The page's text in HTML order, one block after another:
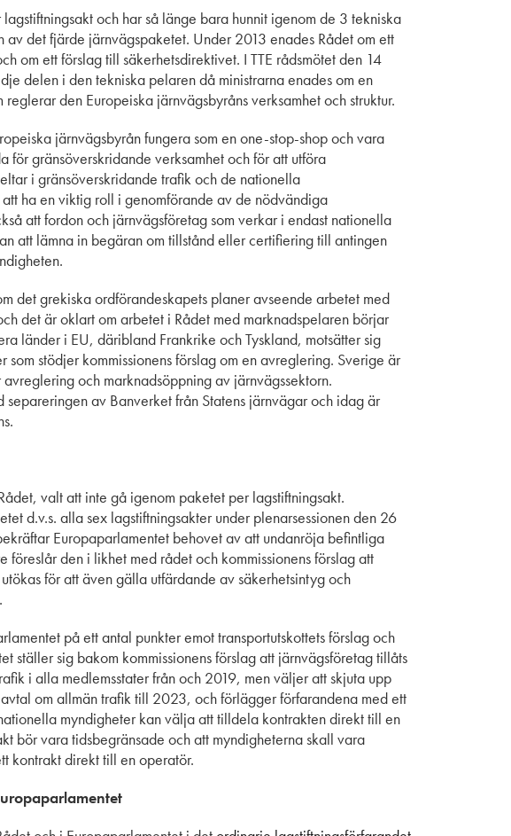
och har så länge bara hunnit igenom de 3 tekniska
av det fjärde järnvägspaketet. Under 2013 enades Rådet om ett
om ett förslag till säkerhetsdirektivet. I TTE rådsmötet den 14
delen i den tekniska pelaren då ministrarna enades om en
den Europeiska järnvägsbyråns verksamhet och struktur.
järnvägsbyrån fungera som en one-stop-shop och vara
för gränsöverskridande verksamhet och för att utföra
i gränsöverskridande trafik och de nationella
ha en viktig roll i genomförande av de nödvändiga
att fordon och järnvägsföretag som verkar i endast nationella
att lämna in begäran om tillstånd eller certifiering till antingen
det grekiska ordförandeskapets planer avseende arbetet med
det är oklart om arbetet i Rådet med marknadspelaren börjar
länder i EU, däribland Frankrike och Tyskland, motsätter sig
stödjer kommissionens förslag om en avreglering. Sverige är
och marknadsöppning av järnvägssektorn.
av Banverket från Statens järnvägar och idag är
valt att inte gå igenom paketet per lagstiftningsakt.
d.v.s. alla sex lagstiftningsakter under plenarsessionen den 26
Europaparlamentet behovet av att undanröja befintliga
föreslår den i likhet med rådet och kommissionens förslag att
för att även gälla utfärdande av säkerhetsintyg och
på ett antal punkter emot transportutskottets förslag och
ställer sig bakom kommissionens förslag att järnvägsföretag tillåts
i alla medlemsstater från och 2019, men väljer att skjuta upp
om allmän trafik till 2023, och förlägger förfarandena med ett
myndigheter kan välja att tilldela kontrakten direkt till en
bör vara tidsbegränsade och att myndigheterna skall vara
kontrakt direkt till en operatör.